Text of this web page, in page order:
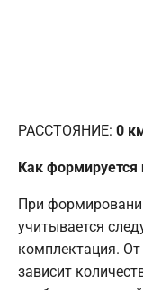
РАССТОЯНИЕ: 0
Как формируется
При
учитывается
комплектация.
зависит